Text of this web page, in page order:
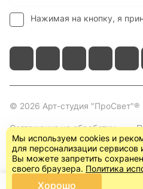
Нажимая на кнопку, я
© 2026 Арт-студия "ПроСвет"®
Соглашение на обработку
персональных данных
Мы используем cookies и
для персонализации сервисов
Вы можете запретить
своего браузера. Политика
Хорошо